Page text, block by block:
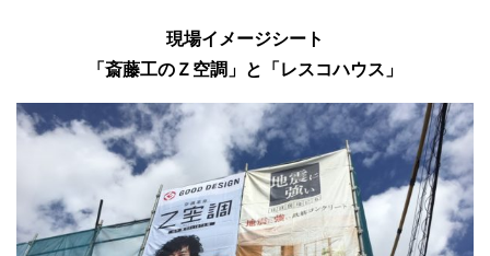
現場イメージシート
「斎藤工のＺ空調」と「レスコハウス」